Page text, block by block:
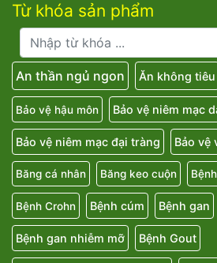
Từ khóa sản phẩm
An thần ngủ ngon Ăn không tiêu
Bảo vệ hậu môn Bảo vệ niêm mạc
Bảo vệ niêm mạc đại tràng Bảo vệ
Băng cá nhân Băng keo cuộn
Bệnh Crohn Bệnh cúm Bệnh gan
Bệnh gan nhiễm mỡ Bệnh Gout